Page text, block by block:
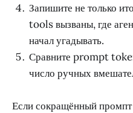
Запишите не только
tools вызваны, где
начал угадывать.
Сравните prompt
число ручных
Если сокращённый